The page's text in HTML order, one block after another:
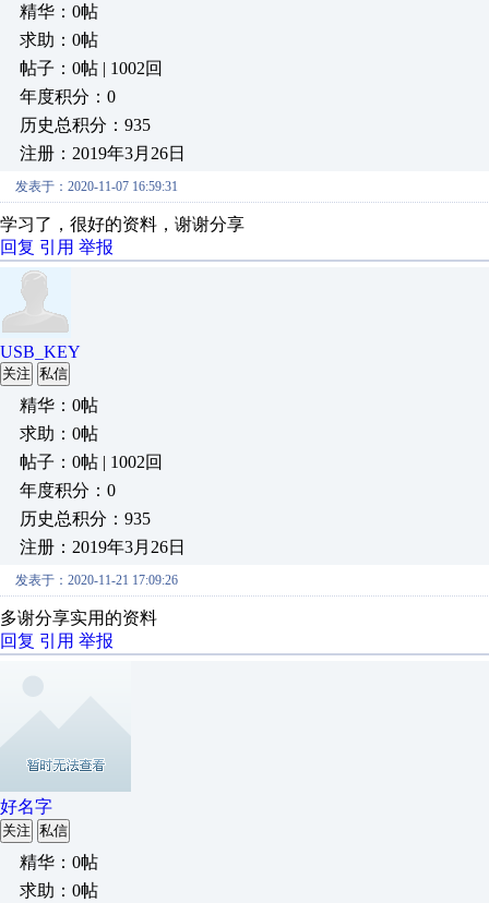
精华：0帖
求助：0帖
帖子：0帖 | 1002回
年度积分：0
历史总积分：935
注册：2019年3月26日
发表于：2020-11-07 16:59:31
学习了，很好的资料，谢谢分享
回复 引用 举报
USB_KEY
关注 私信
精华：0帖
求助：0帖
帖子：0帖 | 1002回
年度积分：0
历史总积分：935
注册：2019年3月26日
发表于：2020-11-21 17:09:26
多谢分享实用的资料
回复 引用 举报
好名字
关注 私信
精华：0帖
求助：0帖